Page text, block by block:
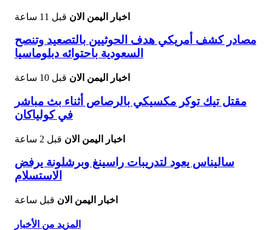
اخبار اليمن الان قبل 11 ساعة
مصادر كشف أمريكي هدف الحوثيين بالتصعيد وتنصح
السعودية باحتوائه دبلوماسيا
اخبار اليمن الان قبل 10 ساعة
مقتل تيك توكر مكسيكي بالرصاص أثناء بث مباشر
في كولياكان
اخبار اليمن الان قبل 2 ساعة
ساليناس يعود لتدريبات راسينغ وبرشلونة يرفض
الاستسلام
اخبار اليمن الان قبل ساعة
المزيد من الأخبار